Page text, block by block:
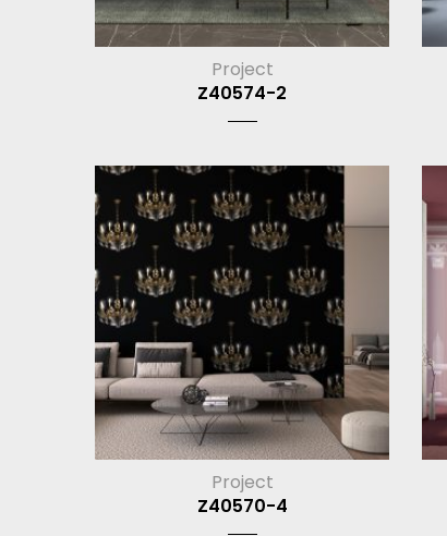
Project
Z40574-2
Project
Z40570-4